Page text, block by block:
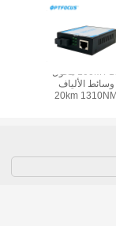
10 / 100M محول
وسائط الألياف
20km 1310NM